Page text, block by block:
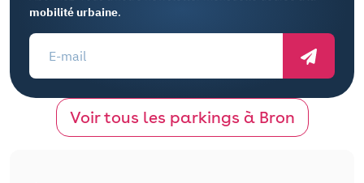
mobilité urbaine.
Voir tous les parkings à Bron